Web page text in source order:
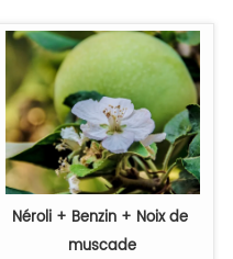
Néroli + Benzin + Noix de
muscade